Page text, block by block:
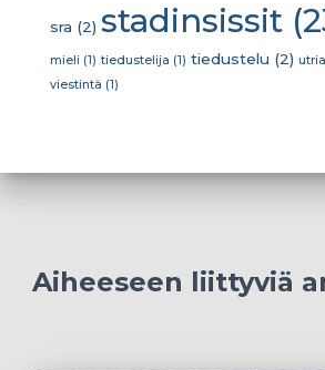
sra (2) stadinsissit
mieli (1) tiedustelija (1) tiedustelu (2)
viestintä (1)
Aiheeseen liittyviä